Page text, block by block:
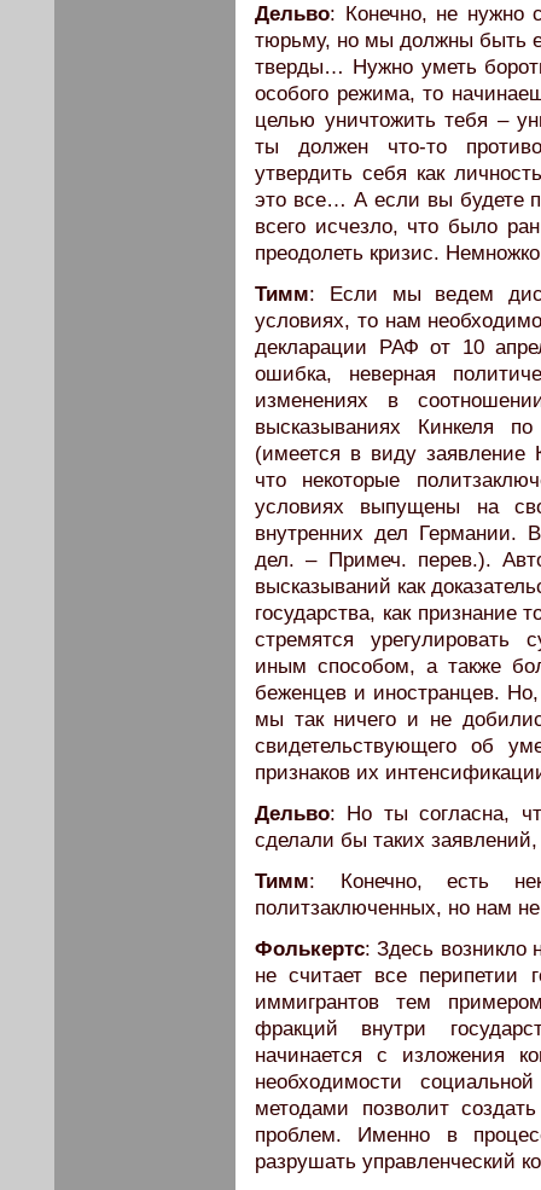
Дельво: Конечно, не нужно
тюрьму, но мы должны быть
тверды… Нужно уметь
особого режима, то
целью уничтожить тебя –
ты должен что-то
утвердить себя как
это все… А если вы будете
всего исчезло, что было
преодолеть кризис.
Тимм: Если мы ведем
условиях, то нам
декларации РАФ от 10
ошибка, неверная
изменениях в
высказываниях Кинкеля
(имеется в виду заявление
что некоторые
условиях выпущены на
внутренних дел Германии.
дел. – Примеч. перев.).
высказываний как
государства, как признание
стремятся урегулировать
иным способом, а также
беженцев и иностранцев.
мы так ничего и не
свидетельствующего об
признаков их
Дельво: Но ты согласна,
сделали бы таких заявлений,
Тимм: Конечно, есть
политзаключенных, но нам
Фолькертс: Здесь возникло
не считает все перипетии
иммигрантов тем
фракций внутри
начинается с изложения
необходимости
методами позволит
проблем. Именно в
разрушать управленческий